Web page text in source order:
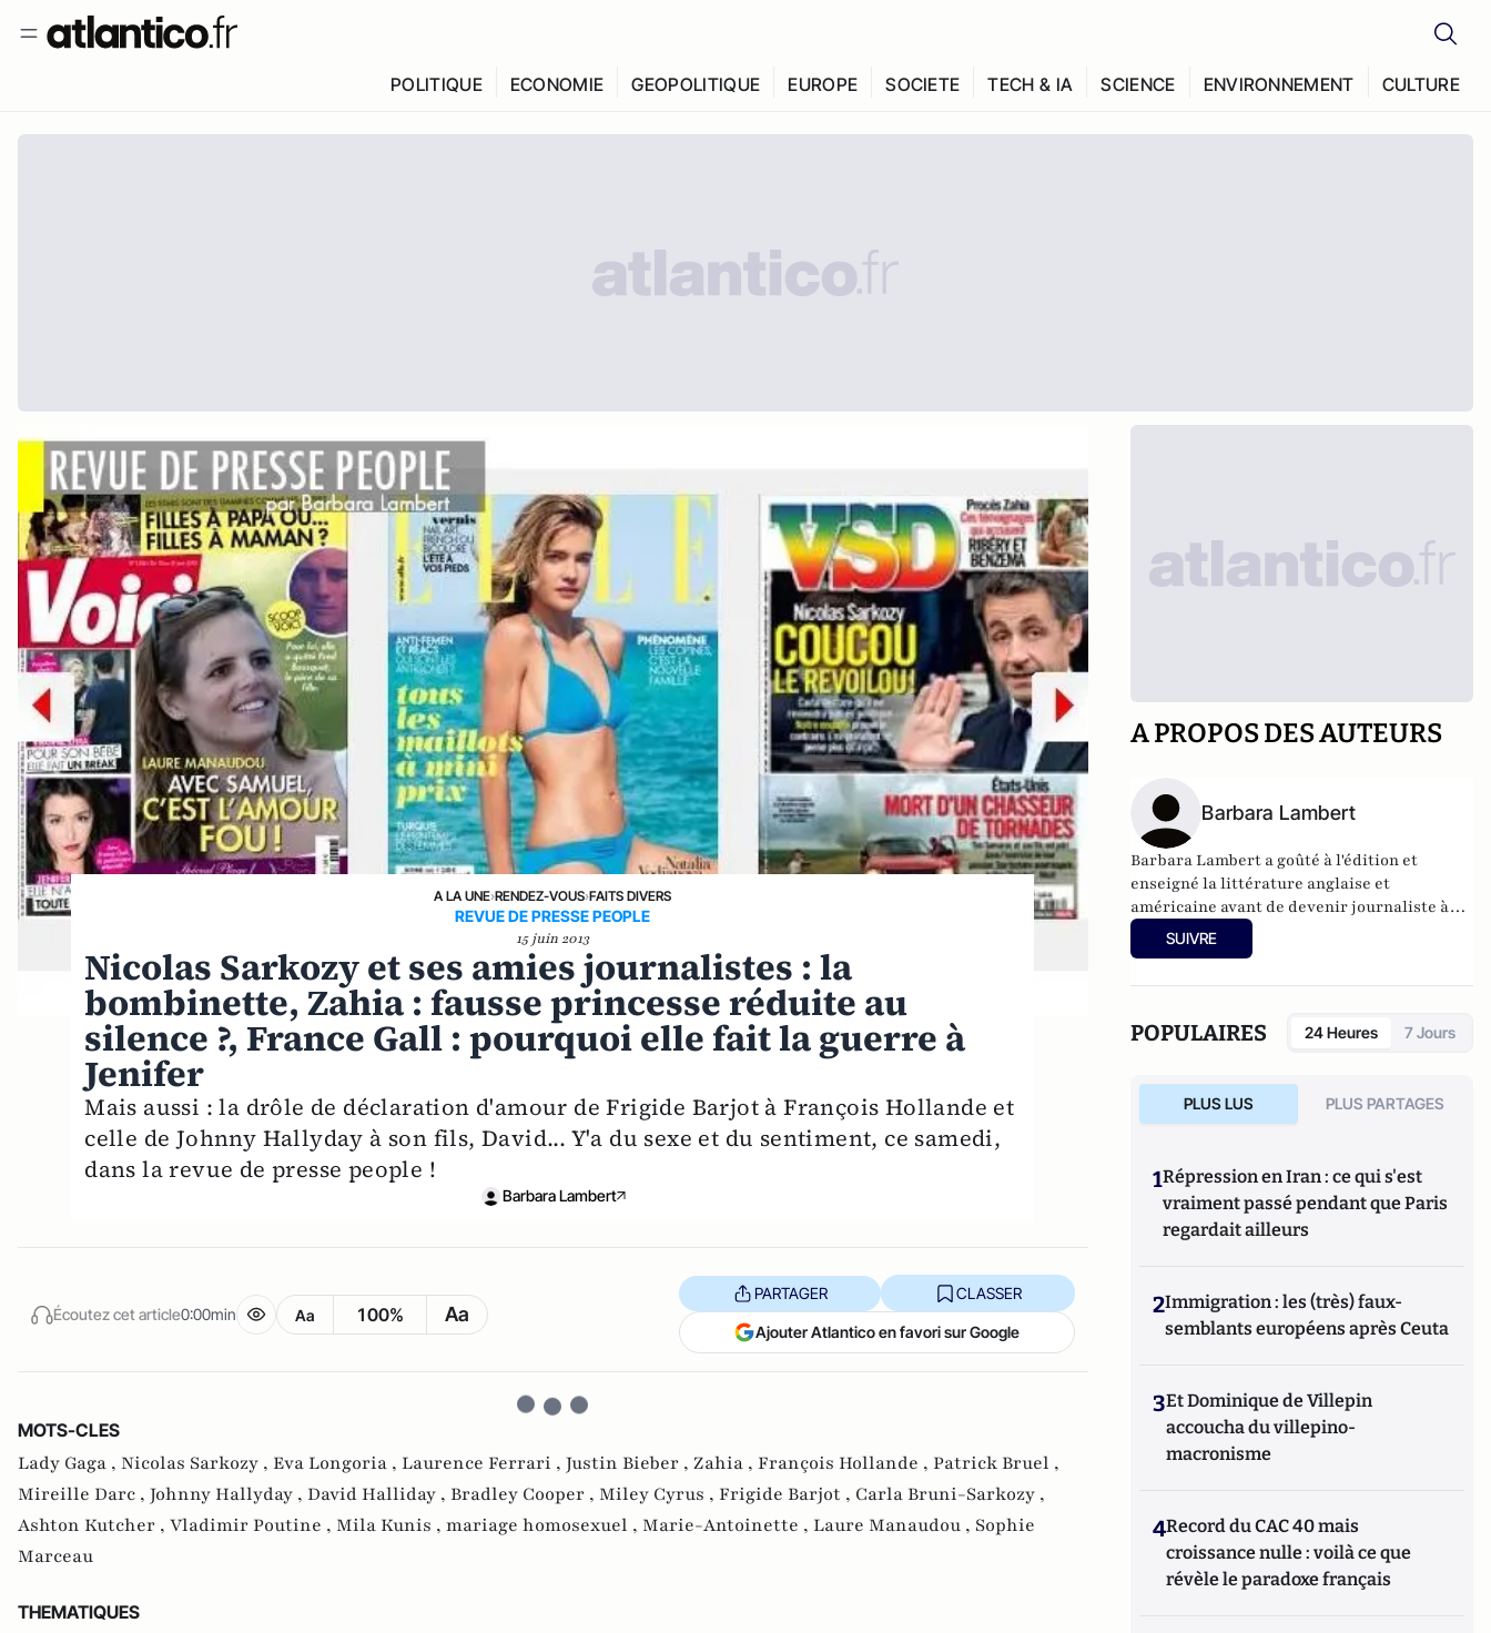
POLITIQUE ECONOMIE GEOPOLITIQUE EUROPE SOCIETE TECH & IA SCIENCE ENVIRONNEMENT CULTURE
A LA UNE›RENDEZ-VOUS›FAITS DIVERS
REVUE DE PRESSE PEOPLE
15 juin 2013
Nicolas Sarkozy et ses amies journalistes : la
bombinette, Zahia : fausse princesse réduite au
silence ?, France Gall : pourquoi elle fait la guerre à
Jenifer
Mais aussi : la drôle de déclaration d'amour de Frigide Barjot à François Hollande et
celle de Johnny Hallyday à son fils, David... Y'a du sexe et du sentiment, ce samedi,
dans la revue de presse people !
Barbara Lambert
Écoutez cet article0:00min Aa 100% Aa
PARTAGER CLASSER
Ajouter Atlantico en favori sur Google
MOTS-CLES
Lady Gaga , Nicolas Sarkozy , Eva Longoria , Laurence Ferrari , Justin Bieber , Zahia , François Hollande , Patrick Bruel ,
Mireille Darc , Johnny Hallyday , David Halliday , Bradley Cooper , Miley Cyrus , Frigide Barjot , Carla Bruni-Sarkozy ,
Ashton Kutcher , Vladimir Poutine , Mila Kunis , mariage homosexuel , Marie-Antoinette , Laure Manaudou , Sophie
Marceau
THEMATIQUES
A PROPOS DES AUTEURS
Barbara Lambert
Barbara Lambert a goûté à l'édition et
enseigné la littérature anglaise et
américaine avant de devenir journaliste à
"Livres Hebdo". Elle est aujourd'hui
responsable des rubriques société/idées
SUIVRE
POPULAIRES 24 Heures 7 Jours
PLUS LUS PLUS PARTAGES
1Répression en Iran : ce qui s'est
vraiment passé pendant que Paris
regardait ailleurs
2Immigration : les (très) faux-
semblants européens après Ceuta
3Et Dominique de Villepin
accoucha du villepino-
macronisme
4Record du CAC 40 mais
croissance nulle : voilà ce que
révèle le paradoxe français